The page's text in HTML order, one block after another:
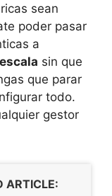
sean
poder pasar
a
sin que
que parar
todo.
gestor
ARTICLE: